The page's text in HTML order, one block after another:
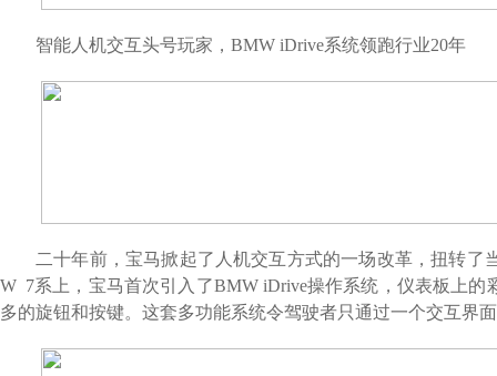
智能人机交互头号玩家， BMW iDrive系统领跑行业20年
二十年前，宝马掀起了人机交互方式的一场改革，扭转了
W 7系上，宝马首次引入了BMW iDrive操作系统， 仪表板上的
多的旋钮和按键。 这套多功能系统令驾驶者只通过一个交互界